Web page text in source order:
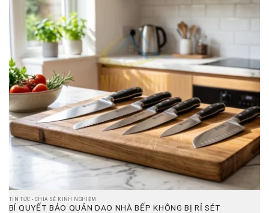
TIN TỨC - CHIA SẺ KINH NGHIỆM
BÍ QUYẾT BẢO QUẢN DAO NHÀ BẾP KHÔNG BỊ RỈ SÉT